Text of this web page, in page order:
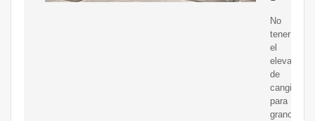
No
tener
el
elevador
de
cangilones
para
granos